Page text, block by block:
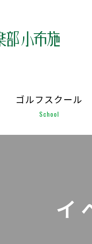
ゴルフスクール
School
イ